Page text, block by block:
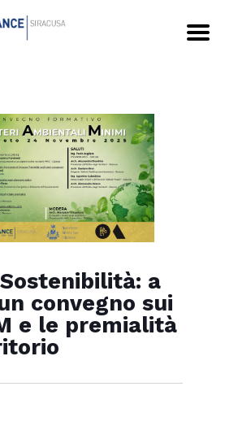
a
convegno sui
e le premialità